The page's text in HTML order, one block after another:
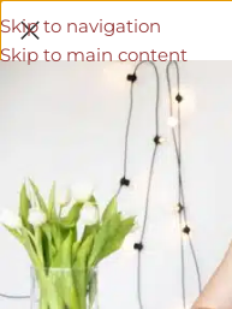
Skip to navigation
Skip to main content